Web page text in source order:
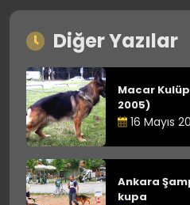
Diğer Yazılar
Macar
2005)
16 Mayıs
Ankara
kupa